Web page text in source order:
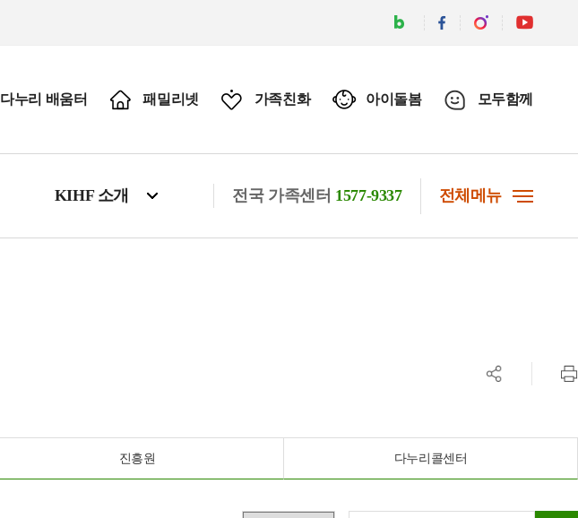
다누리 배움터 패밀리넷 가족친화 아이돌봄 모두함께
KIHF 소개 전국 가족센터 1577-9337 전체메뉴
공유하기
진흥원 다누리콜센터